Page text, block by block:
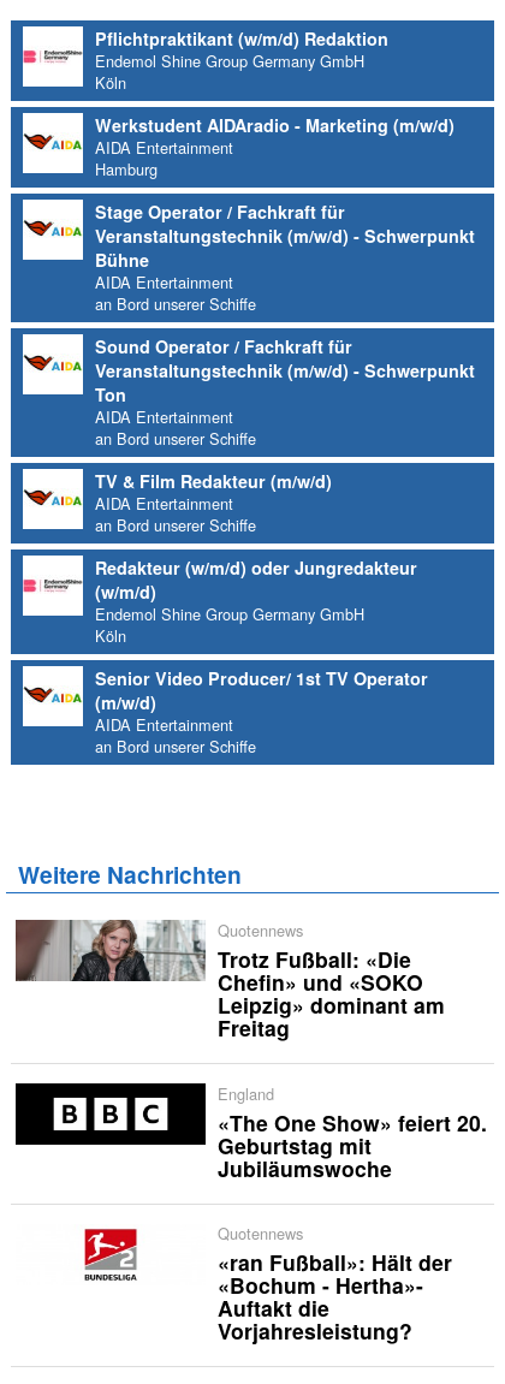
Pflichtpraktikant (w/m/d) Redaktion
Endemol Shine Group Germany GmbH
Köln
Werkstudent AIDAradio - Marketing (m/w/d)
AIDA Entertainment
Hamburg
Stage Operator / Fachkraft für
Veranstaltungstechnik (m/w/d) - Schwerpunkt
Bühne
AIDA Entertainment
an Bord unserer Schiffe
Sound Operator / Fachkraft für
Veranstaltungstechnik (m/w/d) - Schwerpunkt
Ton
AIDA Entertainment
an Bord unserer Schiffe
TV & Film Redakteur (m/w/d)
AIDA Entertainment
an Bord unserer Schiffe
Redakteur (w/m/d) oder Jungredakteur
(w/m/d)
Endemol Shine Group Germany GmbH
Köln
Senior Video Producer/ 1st TV Operator
(m/w/d)
AIDA Entertainment
an Bord unserer Schiffe
Weitere Nachrichten
Quotennews
Trotz Fußball: «Die
Chefin» und «SOKO
Leipzig» dominant am
Freitag
England
«The One Show» feiert 20.
Geburtstag mit
Jubiläumswoche
Quotennews
«ran Fußball»: Hält der
«Bochum - Hertha»-
Auftakt die
Vorjahresleistung?